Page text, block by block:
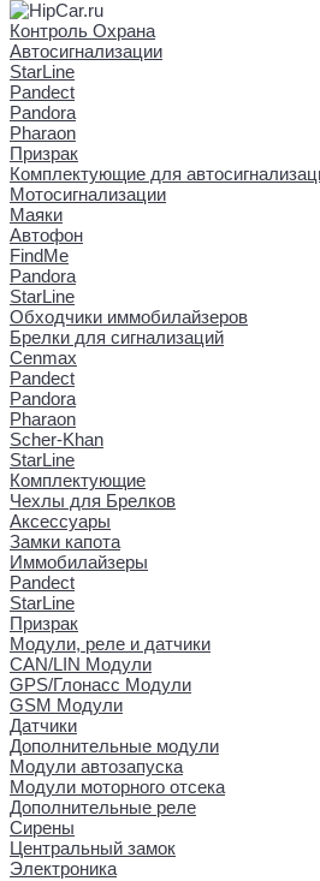
Контроль Охрана
Автосигнализации
StarLine
Pandect
Pandora
Pharaon
Призрак
Комплектующие для
Мотосигнализации
Маяки
Автофон
FindMe
Pandora
StarLine
Обходчики иммобилайзеров
Брелки для сигнализаций
Cenmax
Pandect
Pandora
Pharaon
Scher-Khan
StarLine
Комплектующие
Чехлы для Брелков
Аксессуары
Замки капота
Иммобилайзеры
Pandect
StarLine
Призрак
Модули, реле и датчики
CAN/LIN Модули
GPS/Глонасс Модули
GSM Модули
Датчики
Дополнительные модули
Модули автозапуска
Модули моторного отсека
Дополнительные реле
Сирены
Центральный замок
Электроника